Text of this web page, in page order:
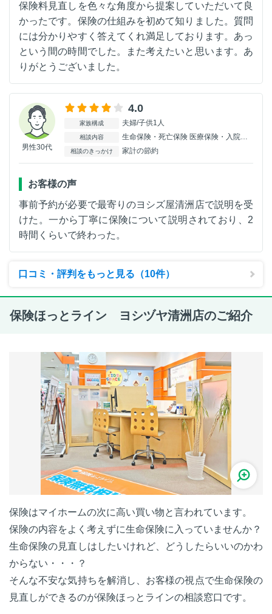
保険料見直しを色々な角度から提案していただいて良
かったです。保険の仕組みを初めて知りました。質問
には分かりやすく答えてくれ満足しております。あっ
という間の時間でした。また考えたいと思います。あ
りがとうございました。
男性30代
4.0
家族構成 夫婦/子供1人
相談内容 生命保険・死亡保険 医療保険・入院保険 がん保険 学資保険
相談のきっかけ 家計の節約
お客様の声
事前予約が必要で最寄りのヨシズ屋清洲店で説明を受
けた。一から丁寧に保険について説明されており、2
時間くらいで終わった。
口コミ・評判をもっと見る（10件）
保険ほっとライン ヨシヅヤ清洲店のご紹介
保険はマイホームの次に高い買い物と言われています。
保険の内容をよく考えずに生命保険に入っていませんか？
生命保険の見直しはしたいけれど、どうしたらいいのかわ
からない・・・？
そんな不安な気持ちを解消し、お客様の視点で生命保険の
見直しができるのが保険ほっとラインの相談窓口です。